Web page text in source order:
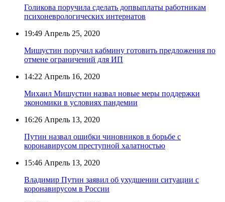
Голикова поручила сделать допвыплаты работникам
психоневрологических интернатов
19:49 Апрель 25, 2020
Мишустин поручил кабмину готовить предложения по
отмене ограничений для ИП
14:22 Апрель 16, 2020
Михаил Мишустин назвал новые меры поддержки
экономики в условиях пандемии
16:26 Апрель 13, 2020
Путин назвал ошибки чиновников в борьбе с
коронавирусом преступной халатностью
15:46 Апрель 13, 2020
Владимир Путин заявил об ухудшении ситуации с
коронавирусом в России